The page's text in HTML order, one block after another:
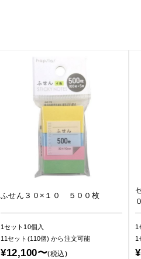
ふせん３０×１０ ５００枚
1セット10個入
11セット(110個)から注文可能
¥12,100〜(税込)
1
1